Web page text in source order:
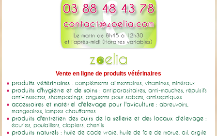
Vente en ligne de produits vétérinaires
produits vétérinaires : compléments alimentaires, vitamines, minéraux
produits d'hygiène et de soins : antiparasitaires, anti-mouches, répulsifs
anti-insectes, shampooings, onguents pour sabots, antiseptiques
accessoires et matériel d'élevage pour l'aviculture : abreuvoirs,
mangeoires, lampes chauffantes
produits d'entretien des cuirs de la sellerie et des locaux d'élevage :
écuries, poulaillers, clapiers, chenils
produits naturels : huile de cade vraie, huile de foie de morue, ail, argile